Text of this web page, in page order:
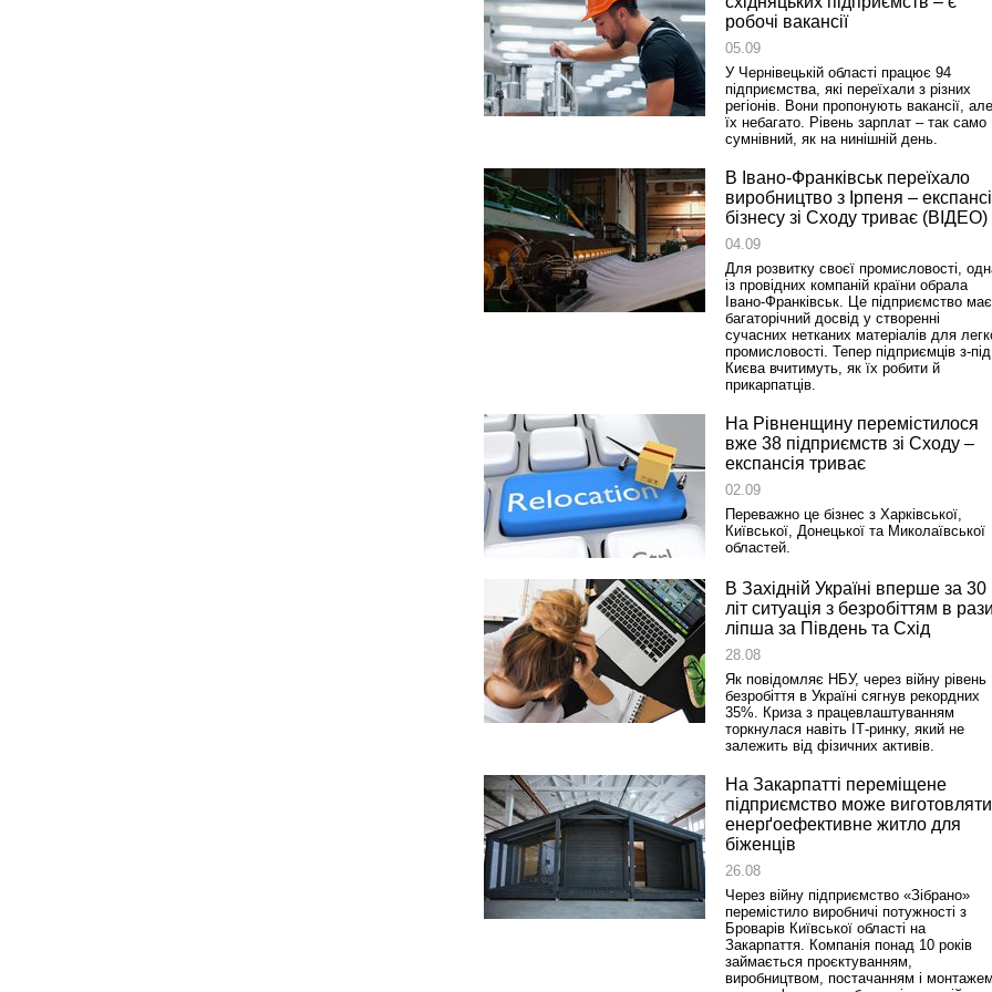
робочі вакансії
05.09
У Чернівецькій області працює 94
підприємства, які переїхали з різних
регіонів. Вони пропонують вакансії, але
їх небагато. Рівень зарплат – так само
сумнівний, як на нинішній день.
В Івано-Франківськ переїхало
виробництво з Ірпеня –
бізнесу зі Сходу триває (ВІДЕО)
04.09
Для розвитку своєї промисловості,
із провідних компаній країни обрала
Івано-Франківськ. Це підприємство має
багаторічний досвід у створенні
сучасних нетканих матеріалів для
промисловості. Тепер підприємців з‑під
Києва вчитимуть, як їх робити й
прикарпатців.
На Рівненщину перемістилося
вже 38 підприємств зі Сходу –
експансія триває
02.09
Переважно це бізнес з Харківської,
Київської, Донецької та Миколаївської
областей.
В Західній Україні вперше за 30
літ ситуація з безробіттям в рази
ліпша за Південь та Схід
28.08
Як повідомляє НБУ, через війну рівень
безробіття в Україні сягнув рекордних
35%. Криза з працевлаштуванням
торкнулася навіть ІТ‑ринку, який не
залежить від фізичних активів.
На Закарпатті переміщене
підприємство може виготовляти
енерґоефективне житло для
біженців
26.08
Через війну підприємство «Зібрано»
перемістило виробничі потужності з
Броварів Київської області на
Закарпаття. Компанія понад 10 років
займається проєктуванням,
виробництвом, постачанням і монтажем